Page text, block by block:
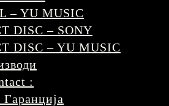
– YU MUSIC
DISC – SONY
DISC – YU MUSIC
: